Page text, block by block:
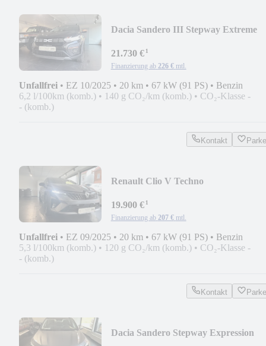
Dacia Sandero III Stepway Extreme
21.730 €¹
Finanzierung ab 226 € mtl.
Unfallfrei • EZ 10/2025 • 20 km • 67 kW (91 PS) • Benzin
6,2 l/100km (komb.) • 140 g CO₂/km (komb.) • CO₂-Klasse -
- (komb.)
Kontakt
Renault Clio V Techno
19.900 €¹
Finanzierung ab 207 € mtl.
Unfallfrei • EZ 09/2025 • 20 km • 67 kW (91 PS) • Benzin
5,3 l/100km (komb.) • 120 g CO₂/km (komb.) • CO₂-Klasse -
- (komb.)
Kontakt
Dacia Sandero Stepway Expression